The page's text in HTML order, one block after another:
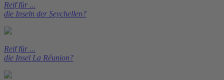
Reif für ...
die Inseln der Seychellen?
Reif für ...
die Insel La Réunion?